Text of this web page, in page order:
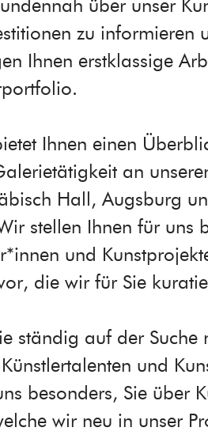
über unser
zu informieren
Ihnen erstklassige
Ihnen einen
an
Hall, Augsburg
stellen Ihnen für uns
und
die wir für Sie
ständig auf der Suche
und
besonders, Sie über
wir neu in unser